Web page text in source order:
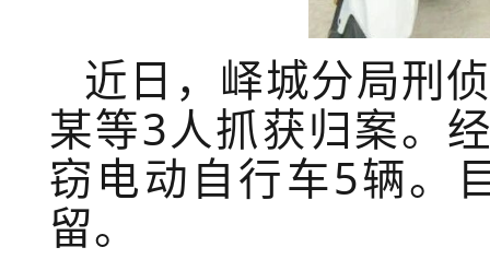
近日，峄城分局刑
某等3人抓获归案。
窃电动自行车5辆。
留。